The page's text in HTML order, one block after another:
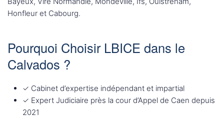
Honfleur et Cabourg.
Pourquoi Choisir LBICE dans le
Calvados ?
✓ Cabinet d’expertise indépendant et impartial
✓ Expert Judiciaire près la cour d’Appel de Caen depuis
2021